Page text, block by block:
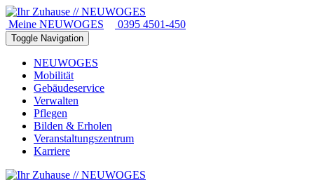
Meine NEUWOGES 0395 4501-450
Toggle Navigation
NEUWOGES
Mobilität
Gebäudeservice
Verwalten
Pflegen
Bilden & Erholen
Veranstaltungszentrum
Karriere